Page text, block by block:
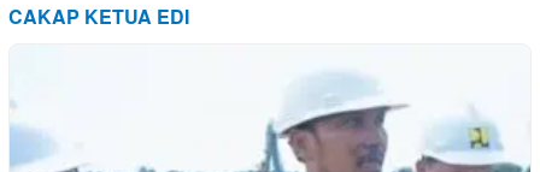
CAKAP KETUA EDI